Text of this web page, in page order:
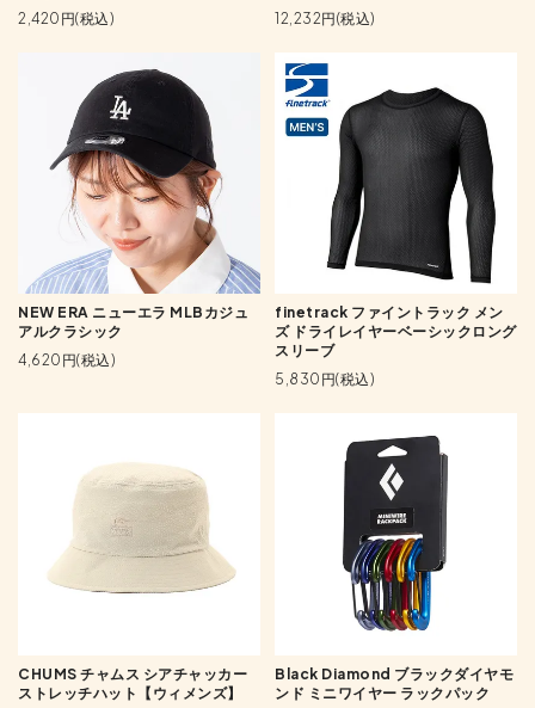
2,420円(税込)
12,232円(税込)
NEW ERA ニューエラ MLBカジュ
アルクラシック
4,620円(税込)
finetrack ファイントラック メン
ズ ドライレイヤーベーシックロング
スリーブ
5,830円(税込)
CHUMS チャムス シアチャッカー
ストレッチハット【ウィメンズ】
Black Diamond ブラックダイヤモ
ンド ミニワイヤー ラックパック